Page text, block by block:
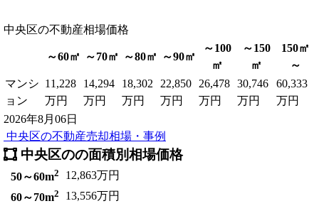
は、銀座駅、月島駅
中央区の不動産相場価格
～60㎡ ～70㎡ ～80㎡ ～90㎡
～100
㎡
～150
㎡
150㎡
～
マンシ
ョン
11,228
万円
14,294
万円
18,302
万円
22,850
万円
26,478
万円
30,746
万円
60,333
万円
2026年8月06日
中央区の不動産売却相場・事例
中央区のの面積別相場価格
50～60m2
12,863万円
60～70m2
13,556万円